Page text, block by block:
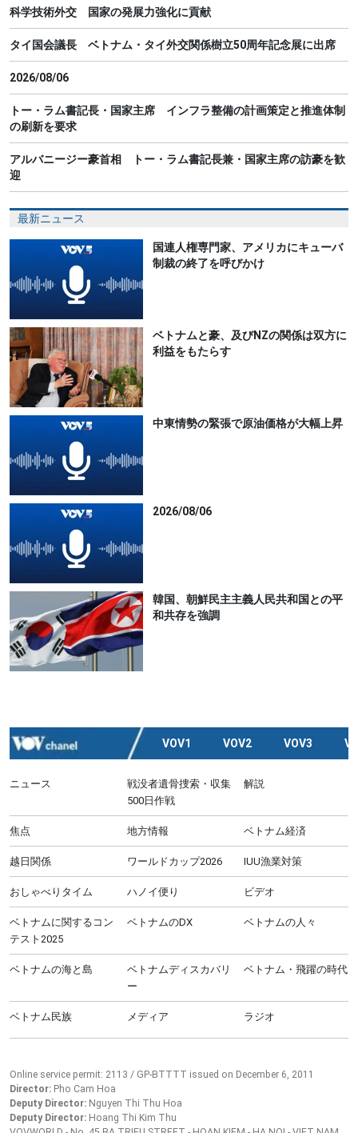
科学技術外交 国家の発展力強化に貢献
タイ国会議長 ベトナム・タイ外交関係樹立50周年記念展に出席
2026/08/06
トー・ラム書記長・国家主席 インフラ整備の計画策定と推進体制
の刷新を要求
アルバニージー豪首相 トー・ラム書記長兼・国家主席の訪豪を歓
迎
最新ニュース
国連人権専門家、アメリカにキューバ
制裁の終了を呼びかけ
ベトナムと豪、及びNZの関係は双方に
利益をもたらす
中東情勢の緊張で原油価格が大幅上昇
2026/08/06
韓国、朝鮮民主主義人民共和国との平
和共存を強調
VOV1 VOV2 VOV3
ニュース
戦没者遺骨捜索・収集
500日作戦
解説
焦点 地方情報 ベトナム経済
越日関係 ワールドカップ2026 IUU漁業対策
おしゃべりタイム ハノイ便り ビデオ
ベトナムに関するコン
テスト2025
ベトナムのDX ベトナムの人々
ベトナムの海と島
ベトナムディスカバリ
ー
ベトナム・飛躍の時代
ベトナム民族 メディア ラジオ
Online service permit: 2113 / GP-BTTTT issued on December 6, 2011
Director: Pho Cam Hoa
Deputy Director: Nguyen Thi Thu Hoa
Deputy Director: Hoang Thi Kim Thu